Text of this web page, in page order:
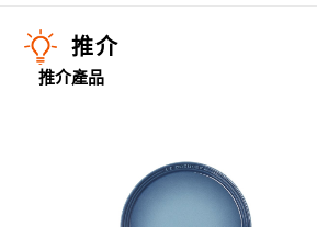
推介
推介產品